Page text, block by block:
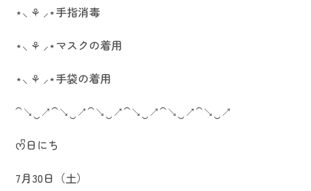
⋆⸜ ⚘ ⸝⋆手指消毒
⋆⸜ ⚘ ⸝⋆マスクの着用
⋆⸜ ⚘ ⸝⋆手袋の着用
⁀↘‿↗⁀↘‿↗⁀↘‿↗⁀↘‿↗⁀↘‿↗⁀↘‿↗
ᰔᩚ日にち
7月30日（土）